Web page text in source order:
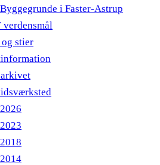
Byggegrunde i Faster-Astrup
verdensmål
stier
2026
2023
2018
2014